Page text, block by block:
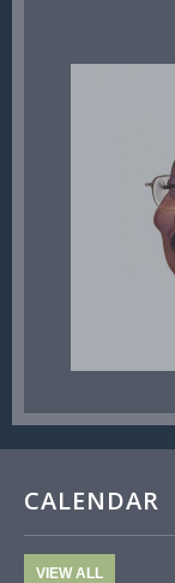
CALENDAR
VIEW ALL